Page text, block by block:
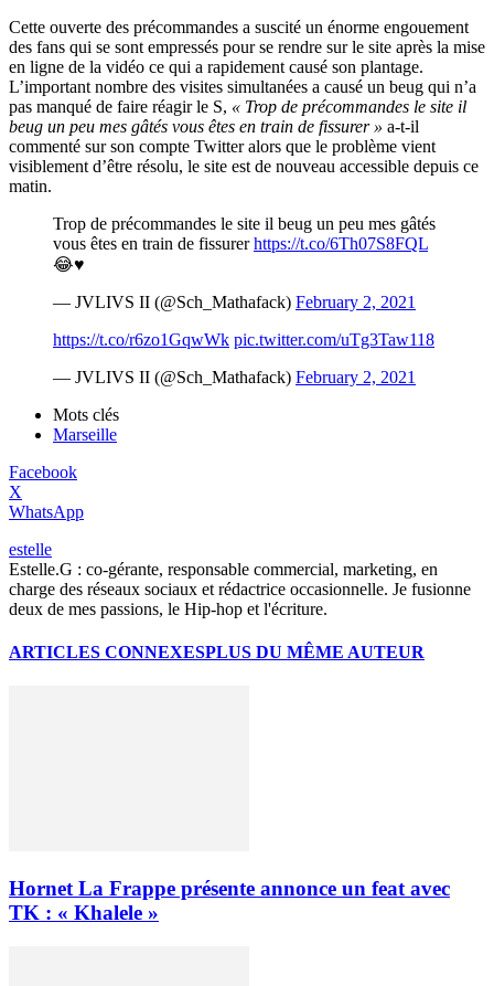
Cette ouverte des précommandes a suscité un énorme engouement
des fans qui se sont empressés pour se rendre sur le site après la mise
en ligne de la vidéo ce qui a rapidement causé son plantage.
L’important nombre des visites simultanées a causé un beug qui n’a
pas manqué de faire réagir le S, « Trop de précommandes le site il
beug un peu mes gâtés vous êtes en train de fissurer » a-t-il
commenté sur son compte Twitter alors que le problème vient
visiblement d’être résolu, le site est de nouveau accessible depuis ce
matin.
Trop de précommandes le site il beug un peu mes gâtés
vous êtes en train de fissurerhttps://t.co/6Th07S8FQL
😂♥️
— JVLIVS II (@Sch_Mathafack) February 2, 2021
https://t.co/r6zo1GqwWk pic.twitter.com/uTg3Taw118
— JVLIVS II (@Sch_Mathafack) February 2, 2021
Mots clés
Marseille
Facebook
X
WhatsApp
estelle
Estelle.G : co-gérante, responsable commercial, marketing, en
charge des réseaux sociaux et rédactrice occasionnelle. Je fusionne
deux de mes passions, le Hip-hop et l'écriture.
ARTICLES CONNEXESPLUS DU MÊME AUTEUR
Hornet La Frappe présente annonce un feat avec
TK : « Khalele »